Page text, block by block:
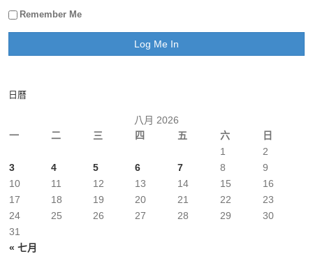
Remember Me
日曆
八月 2026
一
二 三 四 五 六 日
« 七月
1
2
3
4 5 6 7 8
9
10
11 12 13 14 15
16
17
18 19 20 21 22
23
24
25 26 27 28 29
30
31